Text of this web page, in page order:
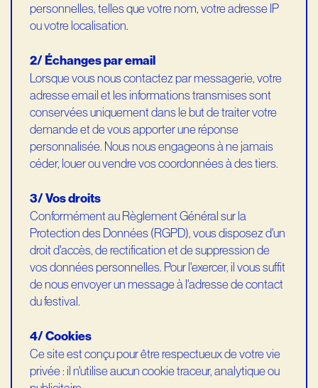
personnelles, telles que votre nom, votre adresse IP
ou votre localisation.
2/ Échanges par email
Lorsque vous nous contactez par messagerie, votre
adresse email et les informations transmises sont
conservées uniquement dans le but de traiter votre
demande et de vous apporter une réponse
personnalisée. Nous nous engageons à ne jamais
céder, louer ou vendre vos coordonnées à des tiers.
3/ Vos droits
Conformément au Règlement Général sur la
Protection des Données (RGPD), vous disposez d'un
droit d'accès, de rectification et de suppression de
vos données personnelles. Pour l'exercer, il vous suffit
de nous envoyer un message à l'adresse de contact
du festival.
4/ Cookies
Ce site est conçu pour être respectueux de votre vie
privée : il n'utilise aucun cookie traceur, analytique ou